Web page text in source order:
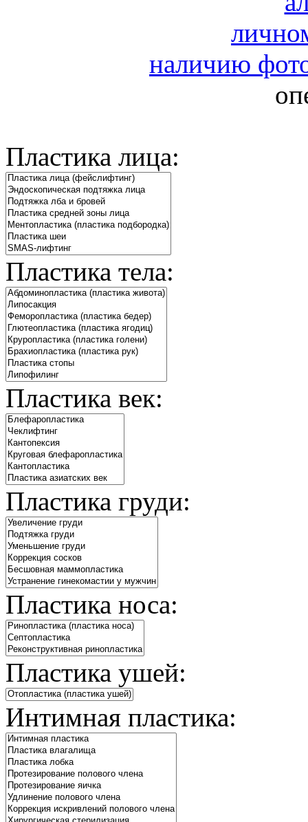
наличию
Пластика лица:
Пластика тела:
Пластика век:
Пластика груди:
Пластика носа:
Пластика ушей:
Интимная пластика: